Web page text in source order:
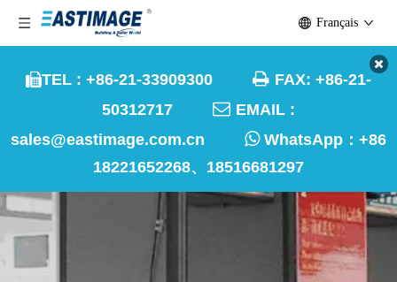
TEL : +86-21-33909300  FAX: +86-21-
50312717  EMAIL :
sales@eastimage.com.cn
WhatsApp： +86
18221652268、18516681297
Français